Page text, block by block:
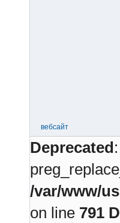
вебсайт
Deprecated
/var/www/
on line 791